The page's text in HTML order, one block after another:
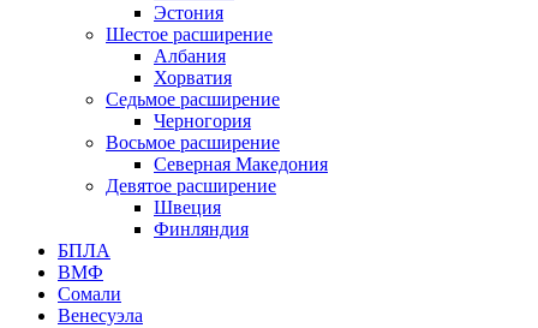
Эстония
Шестое расширение
Албания
Хорватия
Седьмое расширение
Черногория
Восьмое расширение
Северная Македония
Девятое расширение
Швеция
Финляндия
БПЛА
ВМФ
Сомали
Венесуэла